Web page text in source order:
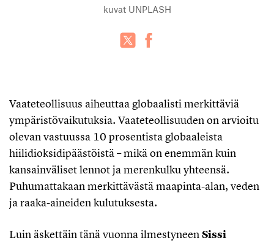
kuvat UNPLASH
Vaateteollisuus aiheuttaa globaalisti merkittäviä
ympäristövaikutuksia. Vaateteollisuuden on arvioitu
olevan vastuussa 10 prosentista globaaleista
hiilidioksidipäästöistä – mikä on enemmän kuin
kansainväliset lennot ja merenkulku yhteensä.
Puhumattakaan merkittävästä maapinta-alan, veden
ja raaka-aineiden kulutuksesta.
Luin äskettäin tänä vuonna ilmestyneenSissi